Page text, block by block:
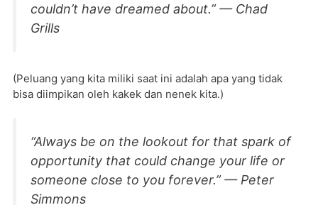
couldn’t have dreamed about.” — Chad
Grills
(Peluang yang kita miliki saat ini adalah apa yang tidak
bisa diimpikan oleh kakek dan nenek kita.)
“Always be on the lookout for that spark of
opportunity that could change your life or
someone close to you forever.” — Peter
Simmons